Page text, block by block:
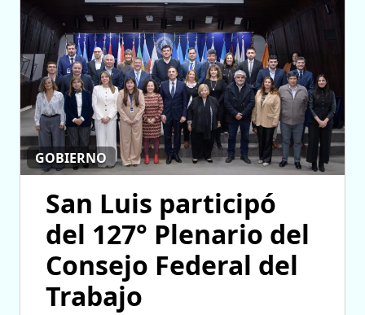
GOBIERNO
San Luis participó
del 127° Plenario del
Consejo Federal del
Trabajo